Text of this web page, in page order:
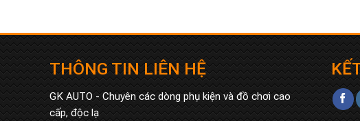
THÔNG TIN LIÊN HỆ
GK AUTO - Chuyên các dòng phụ kiện và đồ chơi cao
cấp, độc lạ